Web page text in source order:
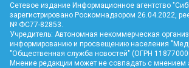
Сетевое издание Информационное агентство
зарегистрировано Роскомнадзором 26.04.2022,
№ ФС77-82853.
Учредитель: Автономная некоммерческая
информированию и просвещению населения
"Общественная служба новостей" (ОГРН
Мнение редакции может не совпадать с мнением